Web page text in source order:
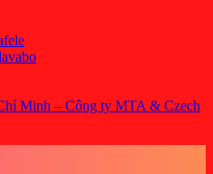
Minh – Công ty MTA & Czech